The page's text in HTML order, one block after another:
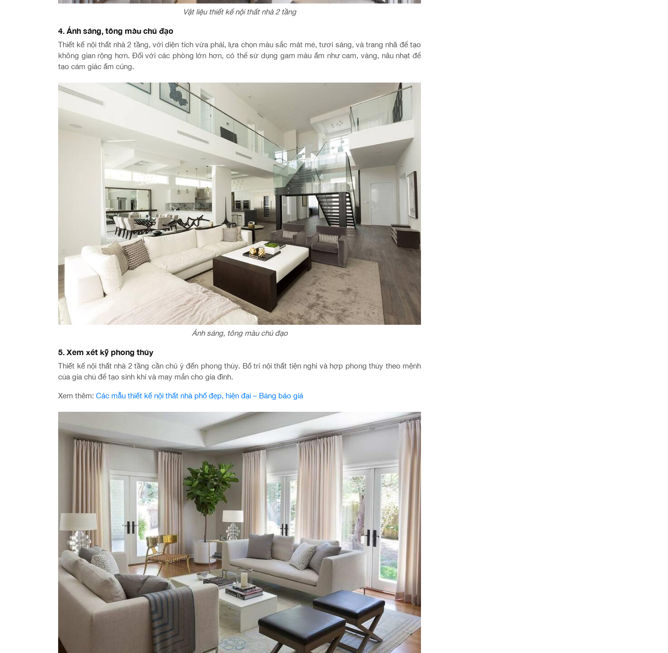
Vật liệu thiết kế nội thất nhà 2 tầng
4. Ánh sáng, tông màu chủ đạo
Thiết kế nội thất nhà 2 tầng, với diện tích vừa phải, lựa chọn màu sắc mát mẻ, tươi sáng, và trang nhã để tạo
không gian rộng hơn. Đối với các phòng lớn hơn, có thể sử dụng gam màu ấm như cam, vàng, nâu nhạt để
tạo cảm giác ấm cúng.
Ánh sáng, tông màu chủ đạo
5. Xem xét kỹ phong thủy
Thiết kế nội thất nhà 2 tầng cần chú ý đến phong thủy. Bố trí nội thất tiện nghi và hợp phong thủy theo mệnh
của gia chủ để tạo sinh khí và may mắn cho gia đình.
Xem thêm: Các mẫu thiết kế nội thất nhà phố đẹp, hiện đại – Bảng báo giá